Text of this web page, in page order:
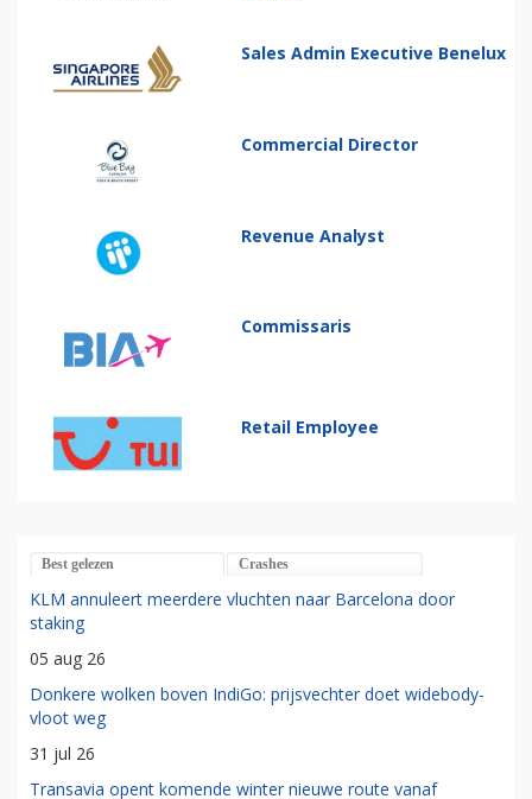
Sales Admin Executive Benelux
Commercial Director
Revenue Analyst
Commissaris
Retail Employee
Best gelezen Crashes
KLM annuleert meerdere vluchten naar Barcelona door
staking
05 aug 26
Donkere wolken boven IndiGo: prijsvechter doet widebody-
vloot weg
31 jul 26
Transavia opent komende winter nieuwe route vanaf